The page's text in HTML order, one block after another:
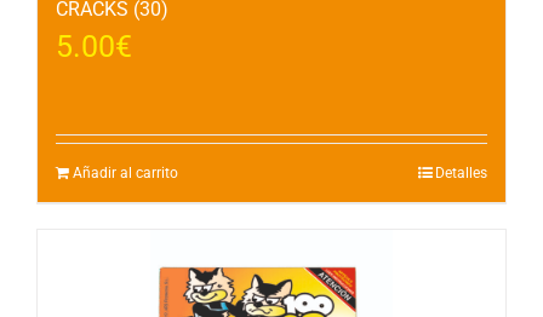
CRACKS (30)
5.00€
Añadir al carrito Detalles